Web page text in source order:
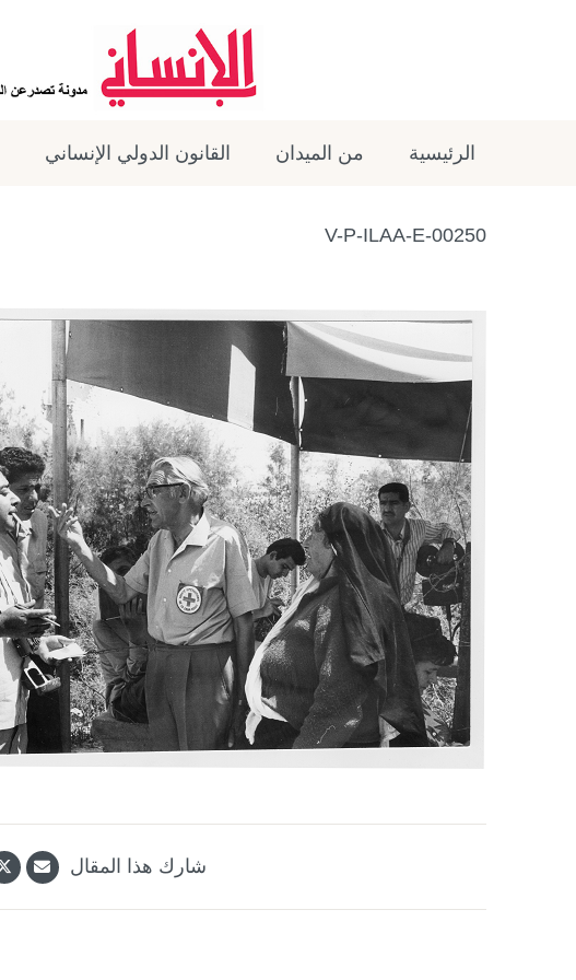
الرئيسية من الميدان القانون الدولي الإنساني
V-P-ILAA-E-00250
شارك هذا المقال